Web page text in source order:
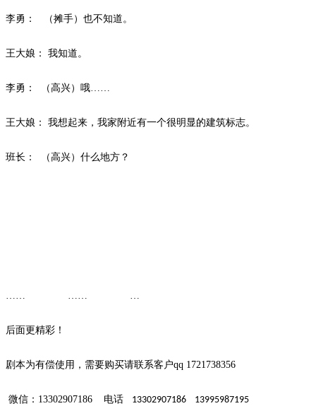
李勇： （摊手）也不知道。
王大娘： 我知道。
李勇： （高兴）哦
王大娘： 我想起来，我家附近有一个很明显的建筑标志。
班长： （高兴）什么地方？
后面更精彩！
剧本为有偿使用，需要购买请联系客户qq 1721738356
微信： 13302907186 电话 13302907186 13995987195